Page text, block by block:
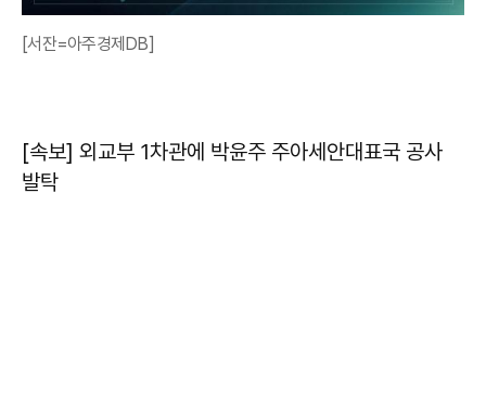
[서잔=아주경제DB]
[속보] 외교부 1차관에 박윤주 주아세안대표국 공사
발탁